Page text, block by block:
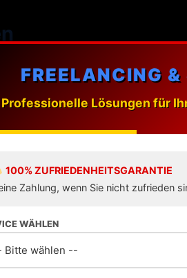
FREELANCING &
Professionelle Lösungen für
100% ZUFRIEDENHEITSGARANTIE
Zahlung, wenn Sie nicht zufrieden
WÄHLEN
mit individuellen
fuer Erlangen
unter einer Sekunde
Umsetzung
Backups Support
fuer Erlangen